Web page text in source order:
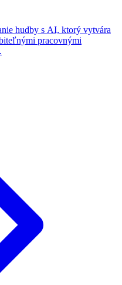
hudby s AI, ktorý vytvára
pracovnými